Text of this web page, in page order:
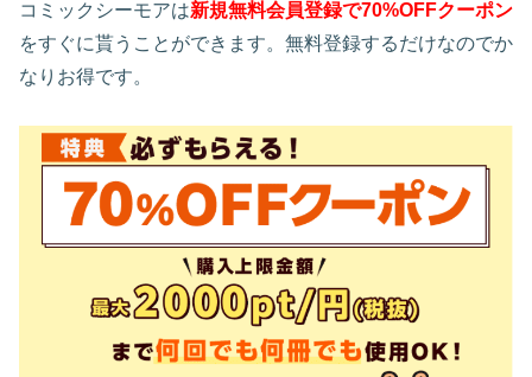
コミックシーモアは新規無料会員登録で70%OFFクーポン
をすぐに貰うことができます。無料登録するだけなのでか
なりお得です。